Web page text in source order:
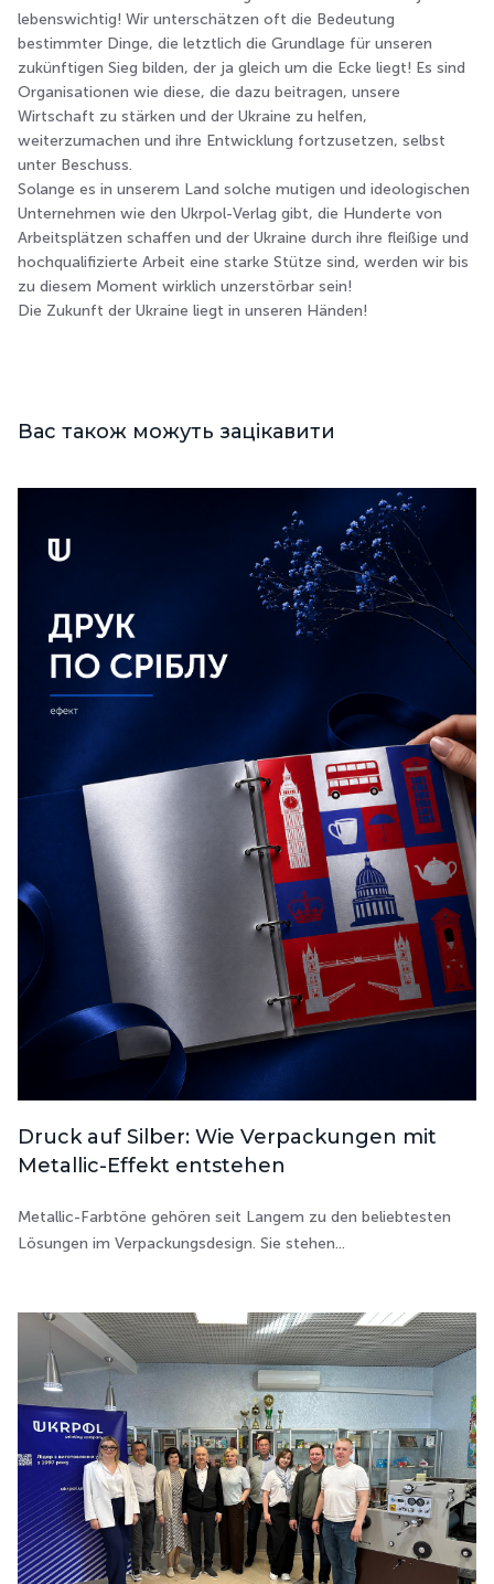
lebenswichtig! Wir unterschätzen oft die Bedeutung
bestimmter Dinge, die letztlich die Grundlage für unseren
zukünftigen Sieg bilden, der ja gleich um die Ecke liegt! Es sind
Organisationen wie diese, die dazu beitragen, unsere
Wirtschaft zu stärken und der Ukraine zu helfen,
weiterzumachen und ihre Entwicklung fortzusetzen, selbst
unter Beschuss.
Solange es in unserem Land solche mutigen und ideologischen
Unternehmen wie den Ukrpol-Verlag gibt, die Hunderte von
Arbeitsplätzen schaffen und der Ukraine durch ihre fleißige und
hochqualifizierte Arbeit eine starke Stütze sind, werden wir bis
zu diesem Moment wirklich unzerstörbar sein!
Die Zukunft der Ukraine liegt in unseren Händen!
Вас також можуть зацікавити
Druck auf Silber: Wie Verpackungen mit
Metallic-Effekt entstehen
Metallic-Farbtöne gehören seit Langem zu den beliebtesten
Lösungen im Verpackungsdesign. Sie stehen...